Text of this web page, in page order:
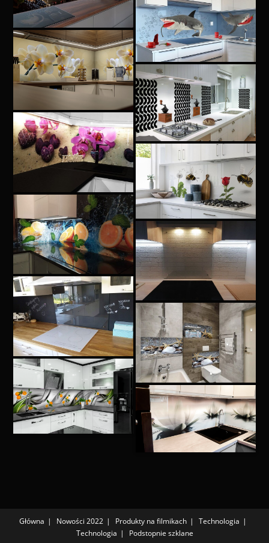
Główna Nowości 2022 Produkty na filmikach
Technologia
Technologia
Podstopnie szklane